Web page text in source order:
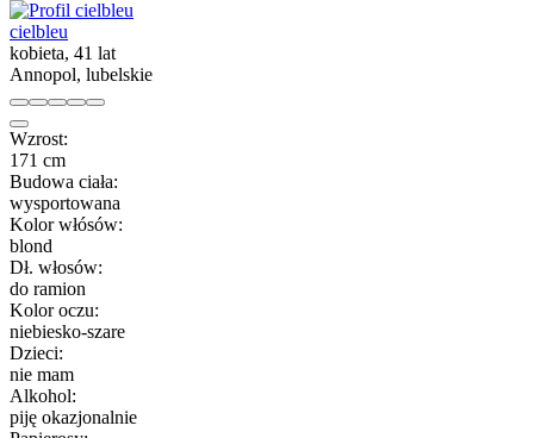
cielbleu
kobieta, 41 lat
Annopol, lubelskie
Wzrost:
171 cm
Budowa ciała:
wysportowana
Kolor włósów:
blond
Dł. włosów:
do ramion
Kolor oczu:
niebiesko-szare
Dzieci:
nie mam
Alkohol:
piję okazjonalnie